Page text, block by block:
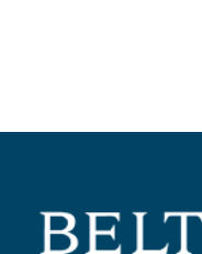
Correa
Liberty/